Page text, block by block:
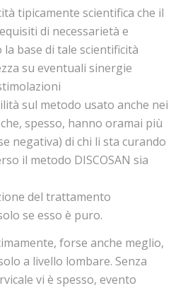
tipicamente scientifica che il
di necessarietà e
base di tale scientificità
su eventuali sinergie
sul metodo usato anche nei
spesso, hanno oramai più
negativa) di chi li sta curando
il metodo DISCOSAN sia
del trattamento
se esso è puro.
forse anche meglio,
a livello lombare. Senza
vi è spesso, evento